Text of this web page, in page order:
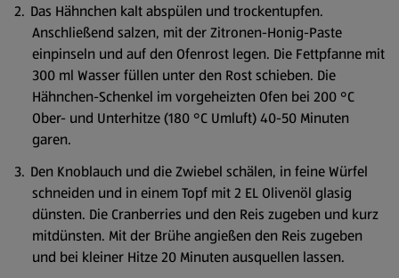
Das Hähnchen kalt abspülen und trockentupfen.
Anschließend salzen, mit der Zitronen-Honig-Paste
einpinseln und auf den Ofenrost legen. Die Fettpfanne mit
300 ml Wasser füllen unter den Rost schieben. Die
Hähnchen-Schenkel im vorgeheizten Ofen bei 200 °C
Ober- und Unterhitze (180 °C Umluft) 40-50 Minuten
garen.
Den Knoblauch und die Zwiebel schälen, in feine Würfel
schneiden und in einem Topf mit 2 EL Olivenöl glasig
dünsten. Die Cranberries und den Reis zugeben und kurz
mitdünsten. Mit der Brühe angießen den Reis zugeben
und bei kleiner Hitze 20 Minuten ausquellen lassen.